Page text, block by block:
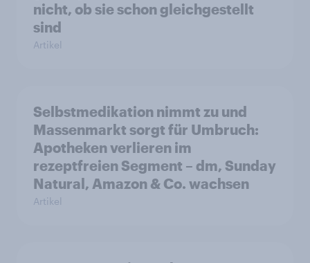
nicht, ob sie schon gleichgestellt
sind
Artikel
Selbstmedikation nimmt zu und
Massenmarkt sorgt für Umbruch:
Apotheken verlieren im
rezeptfreien Segment – dm, Sunday
Natural, Amazon & Co. wachsen
Artikel